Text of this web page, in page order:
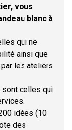
vous
blanc à
qui ne
ainsi que
les ateliers
sont celles qui
idées (10
des